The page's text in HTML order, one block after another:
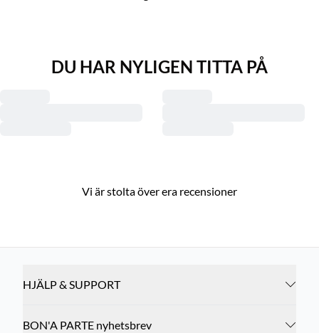
DU HAR NYLIGEN TITTA PÅ
Vi är stolta över era recensioner
HJÄLP & SUPPORT
BON'A PARTE nyhetsbrev